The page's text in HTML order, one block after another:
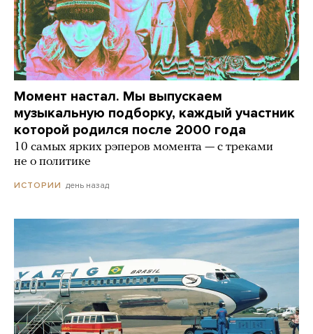
Момент настал. Мы выпускаем
музыкальную подборку, каждый участник
которой родился после 2000 года
10 самых ярких рэперов момента — с треками
не о политике
ИСТОРИИ день назад